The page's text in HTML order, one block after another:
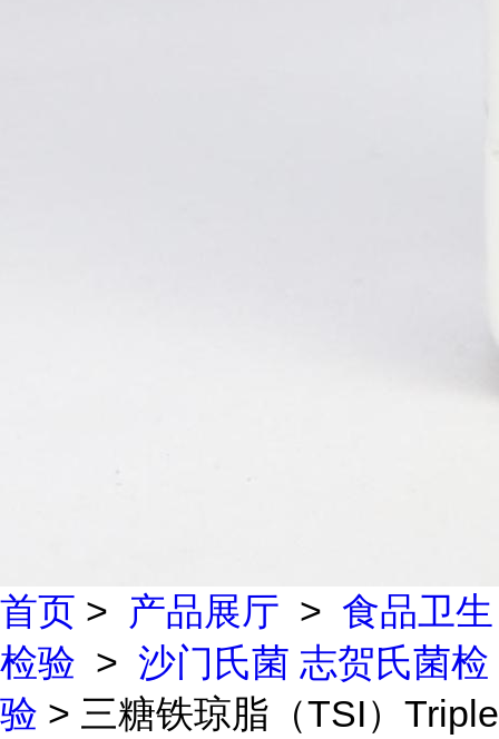
首页 > 产品展厅 > 食品卫生
检验 > 沙门氏菌 志贺氏菌检
验 > 三糖铁琼脂（TSI）Triple